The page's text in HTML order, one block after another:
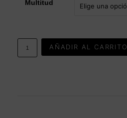
Multitud
AÑADIR AL CARRITO